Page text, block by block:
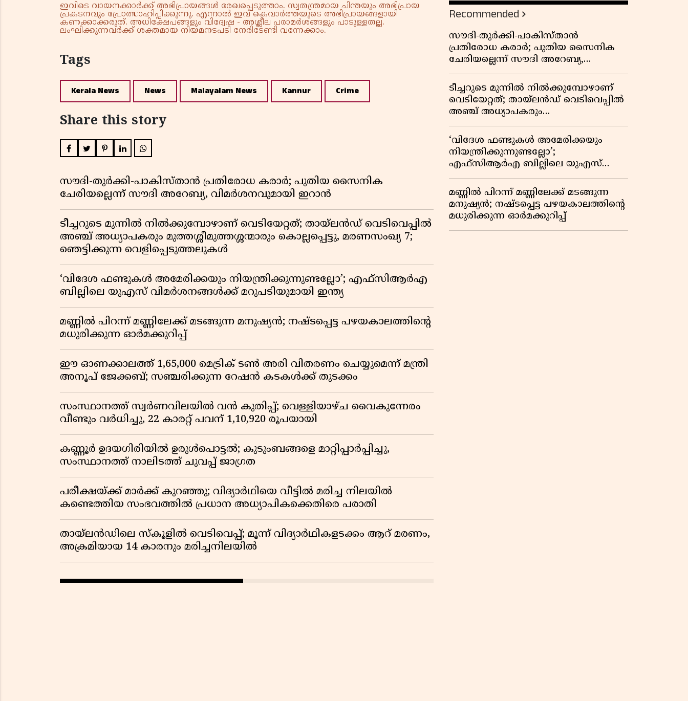
ഇവിടെ വായനക്കാർക്ക് അഭിപ്രായങ്ങൾ രേഖപ്പെടുത്താം. സ്വതന്ത്രമായ ചിന്തയും അഭിപ്രായ
പ്രകടനവും പ്രോത്സാഹിപ്പിക്കുന്നു. എന്നാൽ ഇവ കെവാർത്തയുടെ അഭിപ്രായങ്ങളായി
കണക്കാക്കരുത്. അധിക്ഷേപങ്ങളും വിദ്വേഷ - അശ്ലീല പരാമർശങ്ങളും പാടുള്ളതല്ല.
ലംഘിക്കുന്നവർക്ക് ശക്തമായ നിയമനടപടി നേരിടേണ്ടി വന്നേക്കാം.
Tags
Kerala News News Malayalam News Kannur Crime
Share this story
സൗദി-തുർക്കി-പാകിസ്താൻ പ്രതിരോധ കരാർ; പുതിയ സൈനിക
ചേരിയല്ലെന്ന് സൗദി അറേബ്യ, വിമർശനവുമായി ഇറാൻ
ടീച്ചറുടെ മുന്നിൽ നിൽക്കുമ്പോഴാണ് വെടിയേറ്റത്; തായ്‌ലൻഡ് വെടിവെപ്പിൽ
അഞ്ച് അധ്യാപകരും മുത്തശ്ശീമുത്തശ്ശന്മാരും കൊല്ലപ്പെട്ടു, മരണസംഖ്യ 7;
ഞെട്ടിക്കുന്ന വെളിപ്പെടുത്തലുകൾ
‘വിദേശ ഫണ്ടുകൾ അമേരിക്കയും നിയന്ത്രിക്കുന്നുണ്ടല്ലോ’; എഫ്സിആർഎ
ബില്ലിലെ യുഎസ് വിമർശനങ്ങൾക്ക് മറുപടിയുമായി ഇന്ത്യ
മണ്ണിൽ പിറന്ന് മണ്ണിലേക്ക് മടങ്ങുന്ന മനുഷ്യൻ; നഷ്ടപ്പെട്ട പഴയകാലത്തിൻ്റെ
മധുരിക്കുന്ന ഓർമക്കുറിപ്പ്
ഈ ഓണക്കാലത്ത് 1,65,000 മെട്രിക് ടൺ അരി വിതരണം ചെയ്യുമെന്ന് മന്ത്രി
അനൂപ് ജേക്കബ്; സഞ്ചരിക്കുന്ന റേഷൻ കടകൾക്ക് തുടക്കം
സംസ്ഥാനത്ത് സ്വർണവിലയിൽ വൻ കുതിപ്പ്; വെള്ളിയാഴ്ച വൈകുന്നേരം
വീണ്ടും വർധിച്ചു, 22 കാരറ്റ് പവന് 1,10,920 രൂപയായി
കണ്ണൂർ ഉദയഗിരിയിൽ ഉരുൾപൊട്ടൽ; കുടുംബങ്ങളെ മാറ്റിപ്പാർപ്പിച്ചു,
സംസ്ഥാനത്ത് നാലിടത്ത് ചുവപ്പ് ജാഗ്രത
പരീക്ഷയ്ക്ക് മാർക്ക് കുറഞ്ഞു; വിദ്യാർഥിയെ വീട്ടിൽ മരിച്ച നിലയിൽ
കണ്ടെത്തിയ സംഭവത്തിൽ പ്രധാന അധ്യാപികക്കെതിരെ പരാതി
തായ്‌ലൻഡിലെ സ്‌കൂളിൽ വെടിവെപ്പ്; മൂന്ന് വിദ്യാർഥികളടക്കം ആറ് മരണം,
അക്രമിയായ 14 കാരനും മരിച്ചനിലയിൽ
Recommended
സൗദി-തുർക്കി-പാകിസ്താൻ
പ്രതിരോധ കരാർ; പുതിയ സൈനിക
ചേരിയല്ലെന്ന് സൗദി അറേബ്യ,
വിമർശനവുമായി ഇറാൻ
ടീച്ചറുടെ മുന്നിൽ നിൽക്കുമ്പോഴാണ്
വെടിയേറ്റത്; തായ്‌ലൻഡ് വെടിവെപ്പിൽ
അഞ്ച് അധ്യാപകരും
മുത്തശ്ശീമുത്തശ്ശന്മാരും കൊല്ലപ്പെട്ടു,
മരണസംഖ്യ 7; ഞെട്ടിക്കുന്ന
വെളിപ്പെടുത്തലുകൾ
‘വിദേശ ഫണ്ടുകൾ അമേരിക്കയും
നിയന്ത്രിക്കുന്നുണ്ടല്ലോ’;
എഫ്സിആർഎ ബില്ലിലെ യുഎസ്
വിമർശനങ്ങൾക്ക് മറുപടിയുമായി ഇന്ത്യ
മണ്ണിൽ പിറന്ന് മണ്ണിലേക്ക് മടങ്ങുന്ന
മനുഷ്യൻ; നഷ്ടപ്പെട്ട പഴയകാലത്തിൻ്റെ
മധുരിക്കുന്ന ഓർമക്കുറിപ്പ്